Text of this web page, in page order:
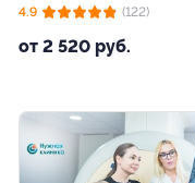
от 2 520 руб.
4.9 (122)